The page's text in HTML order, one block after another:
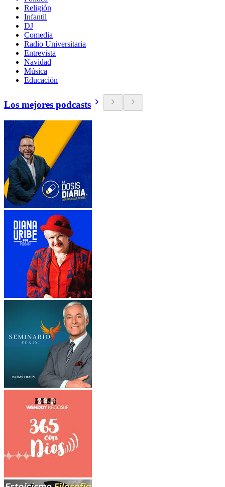
Religión
Infantil
DJ
Comedia
Radio Universitaria
Entrevista
Navidad
Música
Educación
Los mejores podcasts